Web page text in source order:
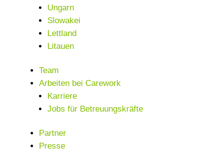
Ungarn
Slowakei
Lettland
Litauen
Team
Arbeiten bei Carework
Karriere
Jobs für Betreuungskräfte
Partner
Presse